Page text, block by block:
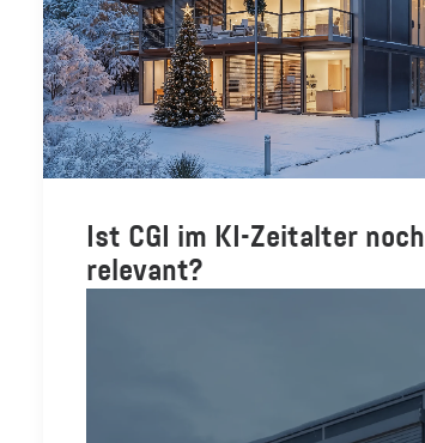
Ist CGI im KI-Zeitalter noch
relevant?